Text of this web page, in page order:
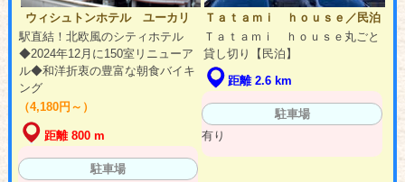
ウィシュトンホテル ユーカリ
駅直結！北欧風のシティホテル
◆2024年12月に150室リニューア
ル◆和洋折衷の豊富な朝食バイキ
ング
（4,180円～）
距離 800 m
駐車場
Ｔａｔａｍｉ ｈｏｕｓｅ／民泊
Ｔａｔａｍｉ ｈｏｕｓｅ丸ごと
貸し切り【民泊】
距離 2.6 km
駐車場
有り